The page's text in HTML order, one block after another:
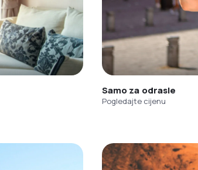
Samo za odrasle
Pogledajte cijenu